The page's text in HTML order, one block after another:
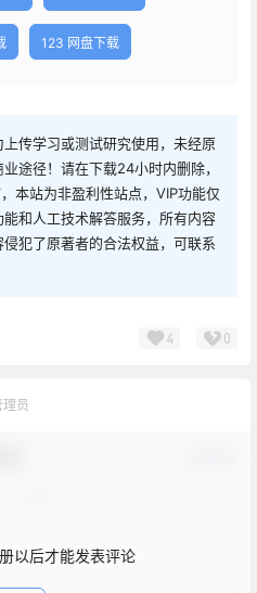
123 网盘下载
传学习或测试研究使用，未经原
途径！请在下载24小时内删除，
本站为非盈利性站点，VIP功能仅
和人工技术解答服务，所有内容
犯了原著者的合法权益，可联系
4 0
理员
以后才能发表评论